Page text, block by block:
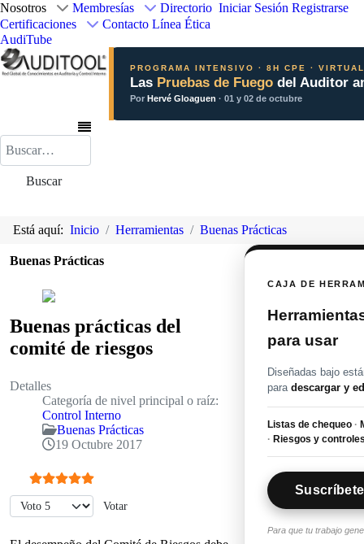
Nosotros Membresías
Directorio
Certificaciones
Contacto Línea Ética
AudiTube
Iniciar Sesión Registrarse
PROGRAMA INTENSIVO · 8H CPE ·
Las Pruebas de Fuego del Auditor
PorHervé Gloaguen · 01 y 02 de octubre
Buscar
Buscar
Está aquí: Inicio Herramientas Buenas Prácticas
Buenas Prácticas
Buenas prácticas del
comité de riesgos
Detalles
Categoría de nivel principal o raíz:
Control Interno
Buenas Prácticas
19 Octubre 2017
Ratio:5/5
Por favor, vote
CAJA DE
para usar
Diseñadas bajo
paradescargar y
Listas de chequeo ·
· Riesgos y
Para que tu trabajo